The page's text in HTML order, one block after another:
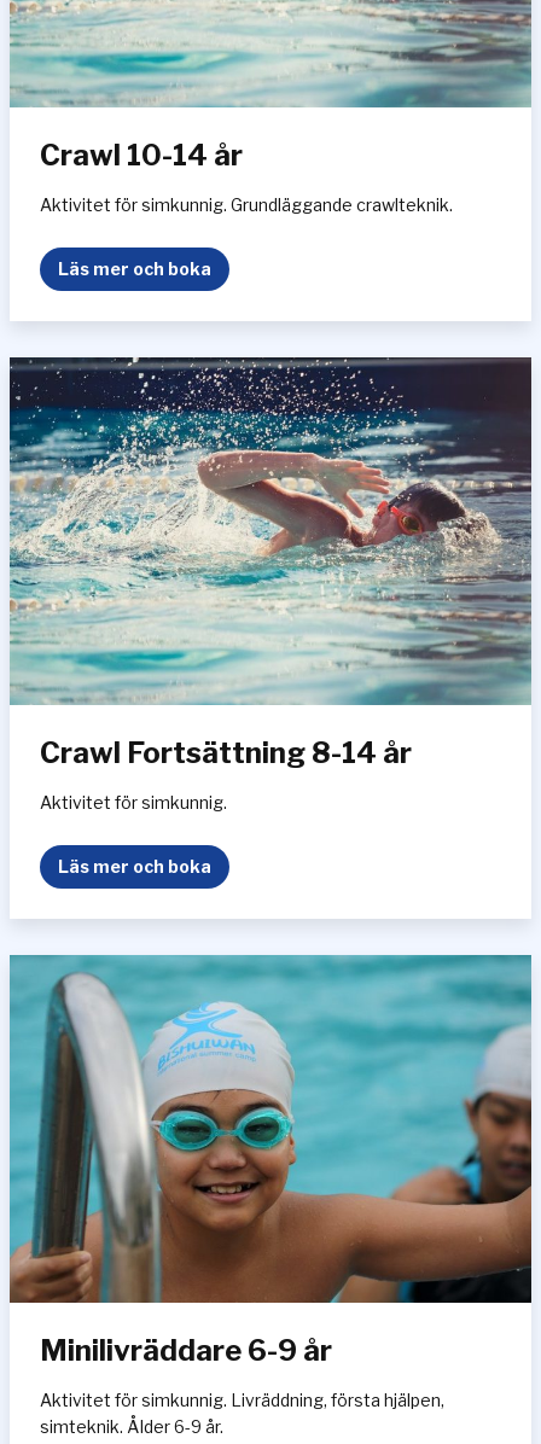
n
g
Crawl 10-14 år
Aktivitet för simkunnig. Grundläggande crawlteknik.
Läs mer och boka
r
a
l
1
0
-
1
4
r
Crawl Fortsättning 8-14 år
Aktivitet för simkunnig.
Läs mer och boka
r
a
F
o
r
s
ä
t
t
n
-
4
å
Minilivräddare 6-9 år
Aktivitet för simkunnig. Livräddning, första hjälpen,
simteknik. Ålder 6-9 år.